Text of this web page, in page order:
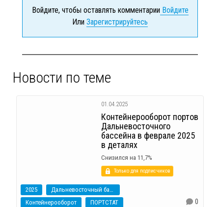
Войдите, чтобы оставлять комментарииВойдите
Или Зарегистрируйтесь
Новости по теме
01.04.2025
Контейнерооборот портов
Дальневосточного
бассейна в феврале 2025
в деталях
Снизился на 11,7%
Только для подписчиков
2025
Дальневосточный бассейн
Контейнерооборот
ПОРТСТАТ 0